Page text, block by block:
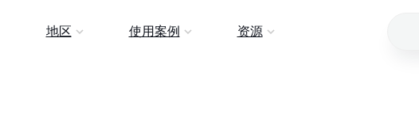
地区 使用案例 资源